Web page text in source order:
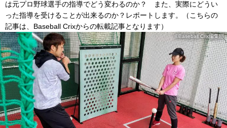
は元プロ野球選手の指導でどう変わるのか？ また、実際にどうい
った指導を受けることが出来るのか？レポートします。（こちらの
記事は、Baseball Crixからの転載記事となります）
©Baseball Crix編集部